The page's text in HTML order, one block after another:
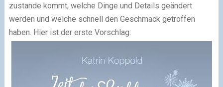
zustande kommt, welche Dinge und Details geändert
werden und welche schnell den Geschmack getroffen
haben. Hier ist der erste Vorschlag: